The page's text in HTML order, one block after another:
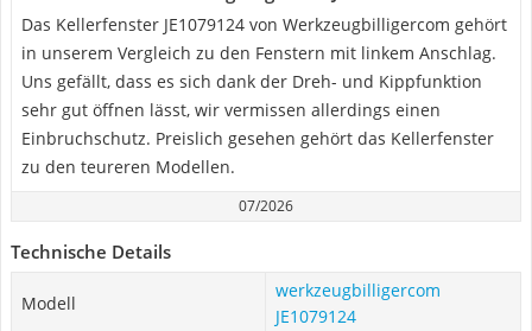
Das Kellerfenster JE1079124 von Werkzeugbilligercom gehört
in unserem Vergleich zu den Fenstern mit linkem Anschlag.
Uns gefällt, dass es sich dank der Dreh- und Kippfunktion
sehr gut öffnen lässt, wir vermissen allerdings einen
Einbruchschutz. Preislich gesehen gehört das Kellerfenster
zu den teureren Modellen.
07/2026
Technische Details
Modell
werkzeugbilligercom
JE1079124